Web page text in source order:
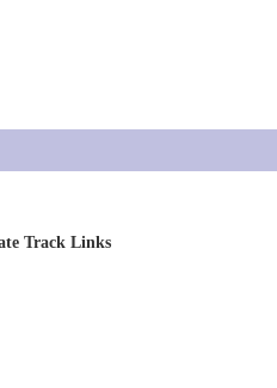
Track Links